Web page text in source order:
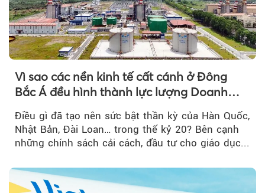
Vì sao các nền kinh tế cất cánh ở Đông
Bắc Á đều hình thành lực lượng Doanh
Điều gì đã tạo nên sức bật thần kỳ của Hàn Quốc,
Nhật Bản, Đài Loan… trong thế kỷ 20? Bên cạnh
những chính sách cải cách, đầu tư cho giáo dục...